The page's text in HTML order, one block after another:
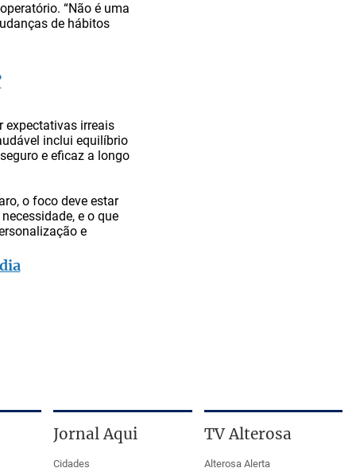
“Não é uma
de hábitos
expectativas irreais
inclui equilíbrio
e eficaz a longo
o foco deve estar
e o que
e
Jornal Aqui
Cidades
TV Alterosa
Alterosa Alerta